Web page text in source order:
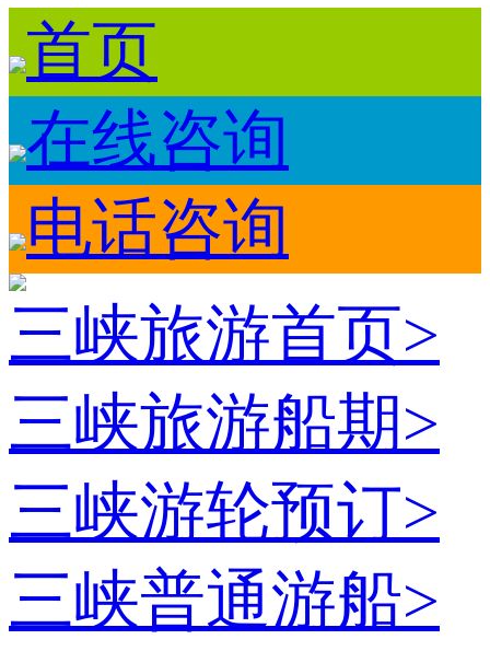
首页
在线咨询
电话咨询
三峡旅游首页>
三峡旅游船期>
三峡游轮预订>
三峡普通游船>